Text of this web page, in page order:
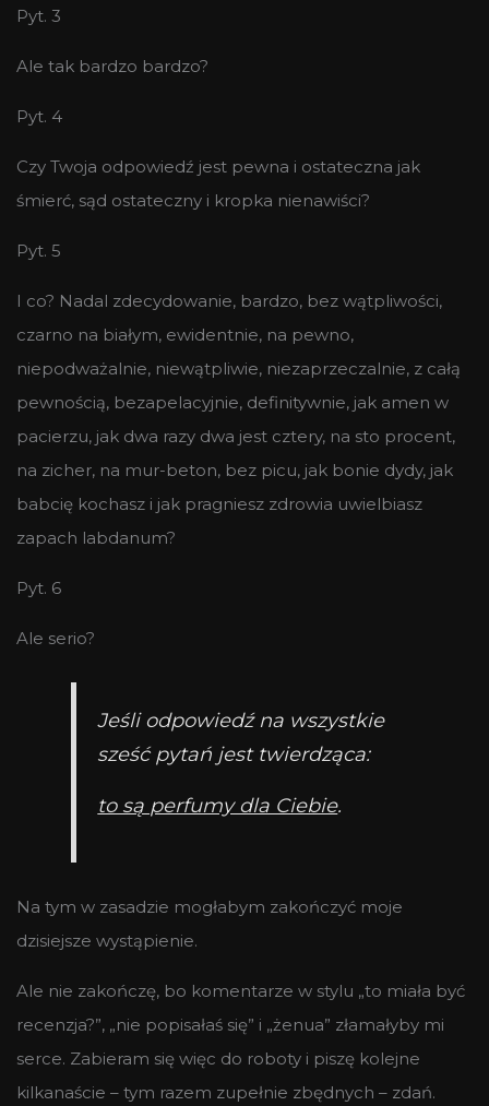
Pyt. 3
Ale tak bardzo bardzo?
Pyt. 4
Czy Twoja odpowiedź jest pewna i ostateczna jak
śmierć, sąd ostateczny i kropka nienawiści?
Pyt. 5
I co? Nadal zdecydowanie, bardzo, bez wątpliwości,
czarno na białym, ewidentnie, na pewno,
niepodważalnie, niewątpliwie, niezaprzeczalnie, z całą
pewnością, bezapelacyjnie, definitywnie, jak amen w
pacierzu, jak dwa razy dwa jest cztery, na sto procent,
na zicher, na mur-beton, bez picu, jak bonie dydy, jak
babcię kochasz i jak pragniesz zdrowia uwielbiasz
zapach labdanum?
Pyt. 6
Ale serio?
Jeśli odpowiedź na wszystkie
sześć pytań jest twierdząca:
to są perfumy dla Ciebie.
Na tym w zasadzie mogłabym zakończyć moje
dzisiejsze wystąpienie.
Ale nie zakończę, bo komentarze w stylu „to miała być
recenzja?”, „nie popisałaś się” i „żenua” złamałyby mi
serce. Zabieram się więc do roboty i piszę kolejne
kilkanaście – tym razem zupełnie zbędnych – zdań.